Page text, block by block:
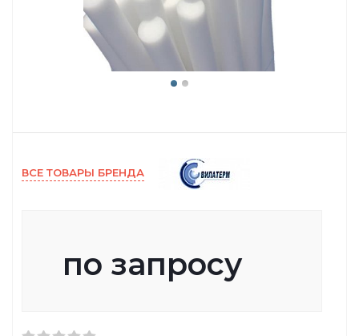
ВСЕ ТОВАРЫ БРЕНДА
по запросу